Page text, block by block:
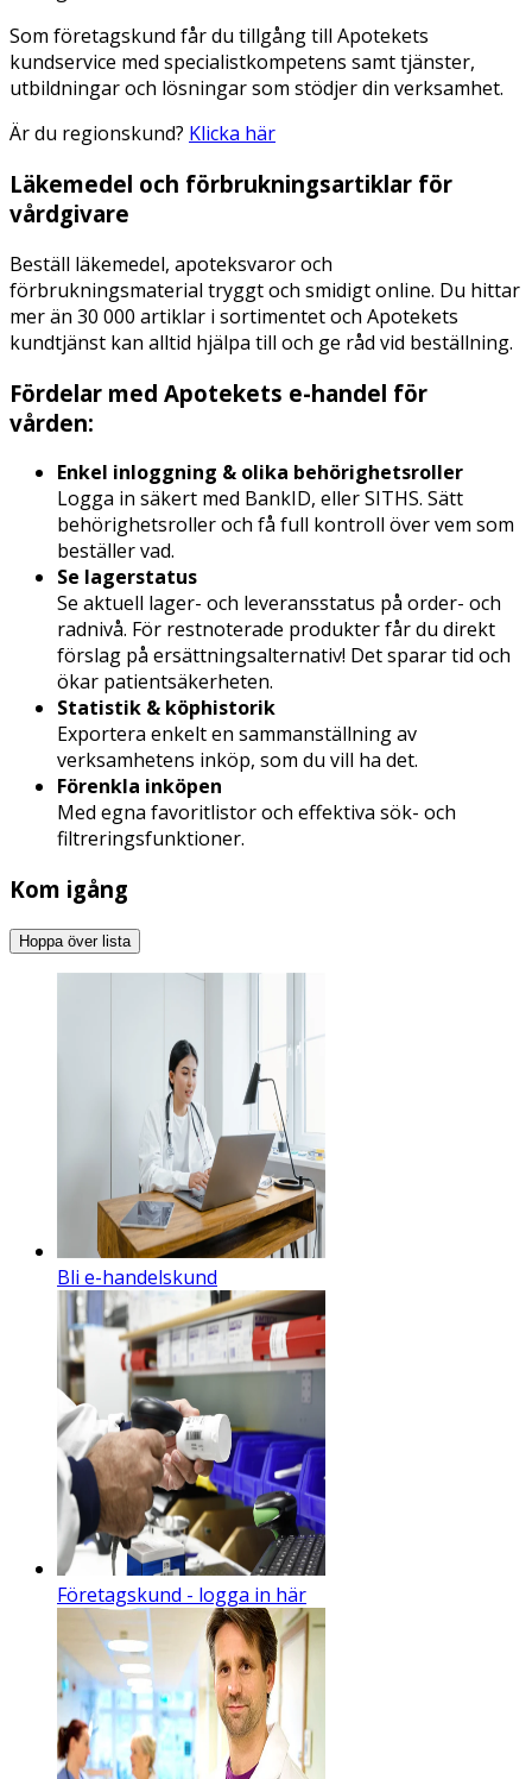
Som företagskund får du tillgång till Apotekets
kundservice med specialistkompetens samt tjänster,
utbildningar och lösningar som stödjer din verksamhet.
Är du regionskund? Klicka här
Läkemedel och förbrukningsartiklar för
vårdgivare
Beställ läkemedel, apoteksvaror och
förbrukningsmaterial tryggt och smidigt online. Du hittar
mer än 30 000 artiklar i sortimentet och Apotekets
kundtjänst kan alltid hjälpa till och ge råd vid beställning.
Fördelar med Apotekets e-handel för
vården:
Enkel inloggning & olika behörighetsroller
Logga in säkert med BankID, eller SITHS. Sätt
behörighetsroller och få full kontroll över vem som
beställer vad.
Se lagerstatus
Se aktuell lager- och leveransstatus på order- och
radnivå. För restnoterade produkter får du direkt
förslag på ersättningsalternativ! Det sparar tid och
ökar patientsäkerheten.
Statistik & köphistorik
Exportera enkelt en sammanställning av
verksamhetens inköp, som du vill ha det.
Förenkla inköpen
Med egna favoritlistor och effektiva sök- och
filtreringsfunktioner.
Kom igång
Hoppa över lista
Bli e-handelskund
Företagskund - logga in här